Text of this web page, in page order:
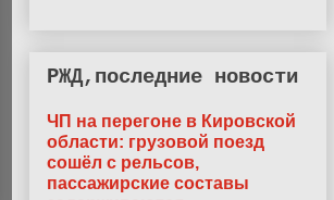
РЖД,последние новости
ЧП на перегоне в Кировской
области: грузовой поезд
сошёл с рельсов,
пассажирские составы